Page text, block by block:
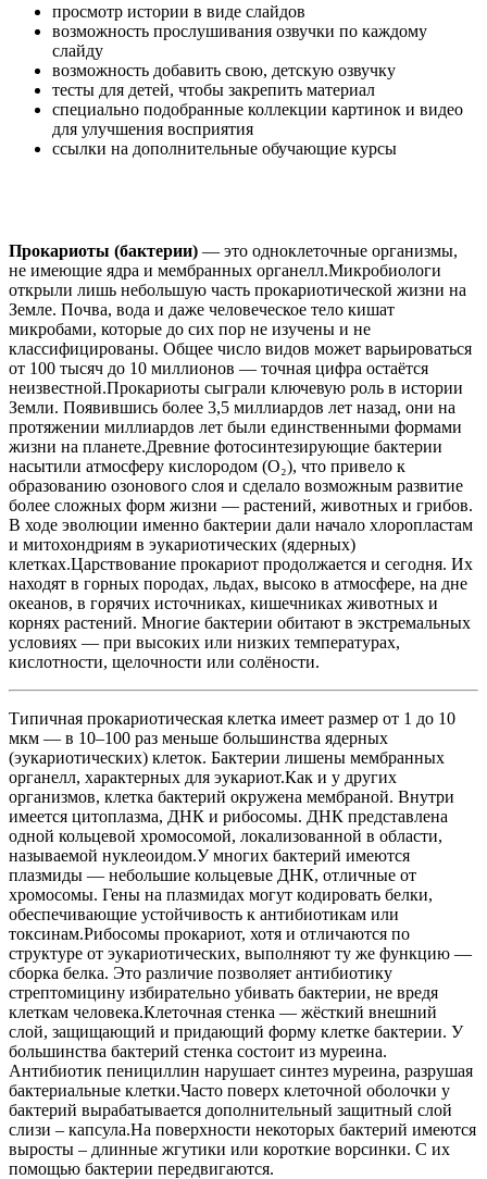
просмотр истории в виде слайдов
возможность прослушивания озвучки по каждому
слайду
возможность добавить свою, детскую озвучку
тесты для детей, чтобы закрепить материал
специально подобранные коллекции картинок и видео
для улучшения восприятия
ссылки на дополнительные обучающие курсы
Прокариоты (бактерии) — это одноклеточные организмы,
не имеющие ядра и мембранных органелл.Микробиологи
открыли лишь небольшую часть прокариотической жизни на
Земле. Почва, вода и даже человеческое тело кишат
микробами, которые до сих пор не изучены и не
классифицированы. Общее число видов может варьироваться
от 100 тысяч до 10 миллионов — точная цифра остаётся
неизвестной.Прокариоты сыграли ключевую роль в истории
Земли. Появившись более 3,5 миллиардов лет назад, они на
протяжении миллиардов лет были единственными формами
жизни на планете.Древние фотосинтезирующие бактерии
насытили атмосферу кислородом (O₂), что привело к
образованию озонового слоя и сделало возможным развитие
более сложных форм жизни — растений, животных и грибов.
В ходе эволюции именно бактерии дали начало хлоропластам
и митохондриям в эукариотических (ядерных)
клетках.Царствование прокариот продолжается и сегодня. Их
находят в горных породах, льдах, высоко в атмосфере, на дне
океанов, в горячих источниках, кишечниках животных и
корнях растений. Многие бактерии обитают в экстремальных
условиях — при высоких или низких температурах,
кислотности, щелочности или солёности.
Типичная прокариотическая клетка имеет размер от 1 до 10
мкм — в 10–100 раз меньше большинства ядерных
(эукариотических) клеток. Бактерии лишены мембранных
органелл, характерных для эукариот.Как и у других
организмов, клетка бактерий окружена мембраной. Внутри
имеется цитоплазма, ДНК и рибосомы. ДНК представлена
одной кольцевой хромосомой, локализованной в области,
называемой нуклеоидом.У многих бактерий имеются
плазмиды — небольшие кольцевые ДНК, отличные от
хромосомы. Гены на плазмидах могут кодировать белки,
обеспечивающие устойчивость к антибиотикам или
токсинам.Рибосомы прокариот, хотя и отличаются по
структуре от эукариотических, выполняют ту же функцию —
сборка белка. Это различие позволяет антибиотику
стрептомицину избирательно убивать бактерии, не вредя
клеткам человека.Клеточная стенка — жёсткий внешний
слой, защищающий и придающий форму клетке бактерии. У
большинства бактерий стенка состоит из муреина.
Антибиотик пенициллин нарушает синтез муреина, разрушая
бактериальные клетки.Часто поверх клеточной оболочки у
бактерий вырабатывается дополнительный защитный слой
слизи – капсула.На поверхности некоторых бактерий имеются
выросты – длинные жгутики или короткие ворсинки. С их
помощью бактерии передвигаются.